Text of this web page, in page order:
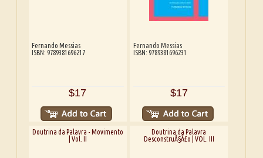
Fernando Messias
ISBN: 9789381696217
$17
Fernando Messias
ISBN: 9789381696231
$17
Doutrina da Palavra - Movimento
| Vol. II
Doutrina da Palavra
DesconstruÃ§Ã£o | VOL. III